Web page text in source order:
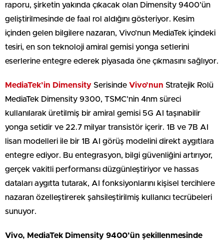
raporu, şirketin yakında çıkacak olan Dimensity 9400’ün
geliştirilmesinde de faal rol aldığını gösteriyor. Kesim
içinden gelen bilgilere nazaran, Vivo’nun MediaTek içindeki
tesiri, en son teknoloji amiral gemisi yonga setlerini
eserlerine entegre ederek piyasada öne çıkmasını sağlıyor.
MediaTek’in Dimensity Serisinde Vivo’nun Stratejik Rolü
MediaTek Dimensity 9300, TSMC’nin 4nm süreci
kullanılarak üretilmiş bir amiral gemisi 5G AI taşınabilir
yonga setidir ve 22.7 milyar transistör içerir. 1B ve 7B AI
lisan modelleri ile bir 1B AI görüş modelini direkt aygıtlara
entegre ediyor. Bu entegrasyon, bilgi güvenliğini artırıyor,
gerçek vakitli performansı düzgünleştiriyor ve hassas
dataları aygıtta tutarak, AI fonksiyonlarını kişisel tercihlere
nazaran özelleştirerek şahsileştirilmiş kullanıcı tecrübeleri
sunuyor.
Vivo, MediaTek Dimensity 9400’ün şekillenmesinde